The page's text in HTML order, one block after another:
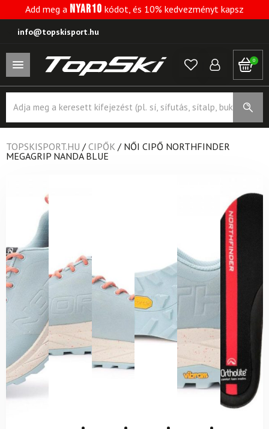
Add meg a NYAR10 kódot, és 10% kedvezményt kapsz
info@topskisport.hu
0
search
TOPSKISPORT.HU / CIPŐK / NŐI CIPŐ NORTHFINDER
MEGAGRIP NANDA BLUE